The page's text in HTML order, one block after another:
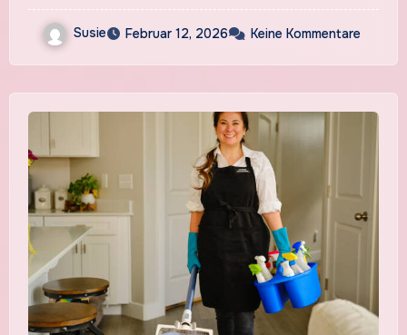
Susie Februar 12, 2026 Keine Kommentare